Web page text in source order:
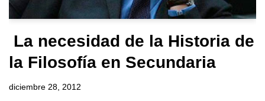
La necesidad de la Historia de
la Filosofía en Secundaria
diciembre 28, 2012